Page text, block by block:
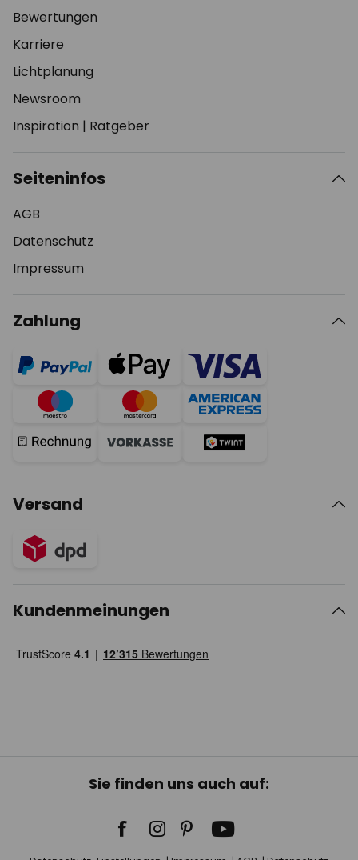
Bewertungen
Karriere
Lichtplanung
Newsroom
Inspiration | Ratgeber
Seiteninfos
AGB
Datenschutz
Impressum
Zahlung
Versand
Kundenmeinungen
Sie finden uns auch auf: